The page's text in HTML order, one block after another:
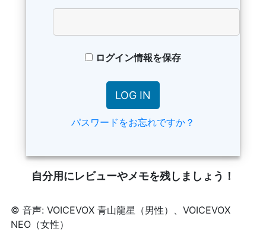
ログイン情報を保存
パスワードをお忘れですか？
自分用にレビューやメモを残しましょう！
© 音声: VOICEVOX 青山龍星（男性）、VOICEVOX
NEO（女性）